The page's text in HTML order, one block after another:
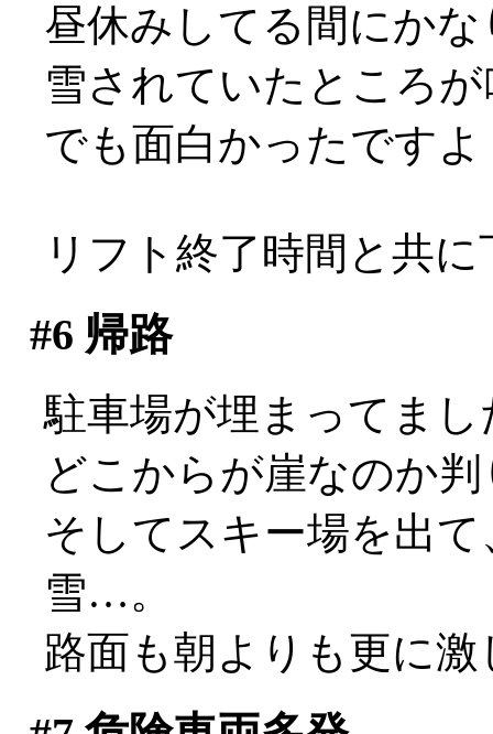
昼休みしてる間にか
雪されていたところ
でも面白かったですよ
リフト終了時間と共に
#6 帰路
駐車場が埋まってま
どこからが崖なのか
そしてスキー場を出
雪…。
路面も朝よりも更に